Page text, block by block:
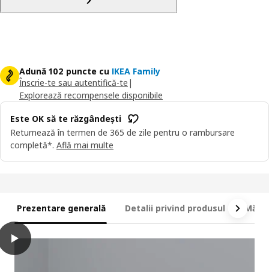
Adună 102 puncte cu IKEA Family
Înscrie-te sau autentifică-te |
Explorează recompensele disponibile
Este OK să te răzgândești
Returnează în termen de 365 de zile pentru o rambursare
completă*. Află mai multe
Prezentare generală Detalii privind produsul
play
PLATSA Dulap cu 3 uși+6 sertare, alb/Fonnes alb, 300x57x181 cm